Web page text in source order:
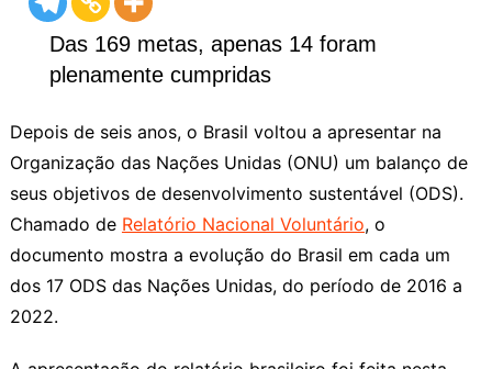
Das 169 metas, apenas 14 foram
plenamente cumpridas
Depois de seis anos, o Brasil voltou a apresentar na
Organização das Nações Unidas (ONU) um balanço de
seus objetivos de desenvolvimento sustentável (ODS).
Chamado de Relatório Nacional Voluntário, o
documento mostra a evolução do Brasil em cada um
dos 17 ODS das Nações Unidas, do período de 2016 a
2022.